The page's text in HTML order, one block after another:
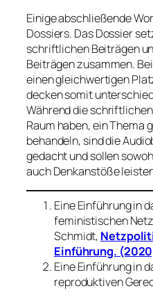
Einige abschließende
Dossiers. Das Dossier
schriftlichen Beiträgen
Beiträgen zusammen.
einen gleichwertigen
decken somit
Während die
Raum haben, ein Thema
behandeln, sind die
gedacht und sollen
auch Denkanstöße
Eine Einführung in
feministischen
Schmidt,
Einführung.
Eine Einführung in
reproduktiven